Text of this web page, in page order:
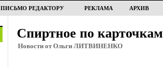
ПИСЬМО РЕДАКТОРУ РЕКЛАМА АРХИВ
Спиртное по карточкам
Новости от Ольги ЛИТВИНЕНКО